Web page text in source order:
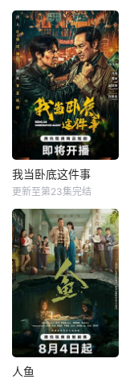
军阀混战的民国奉
城，玉佛头离奇失
窃，戏班主横尸戏
台，将冷血少帅许
又安与昆曲名伶荣
筱楠推向不死不休
的对立绝境。而他
们不知，对方正是
自己苦寻多年的患
难“兄弟”。富商之
女江春儿，本与许
钟情于
我当卧底这件事
高梓添
程序员李文刻意接
近顾婷，利用顾炎
女儿奴的属性，请
求老炮儿顾炎带自
己用程序员身份卧
底电诈集团以求查
出未婚妻离奇死亡
的真相。两人联手
查出诈骗团伙头目
我当卧底这件事
更新至第23集完结
人鱼
人鱼